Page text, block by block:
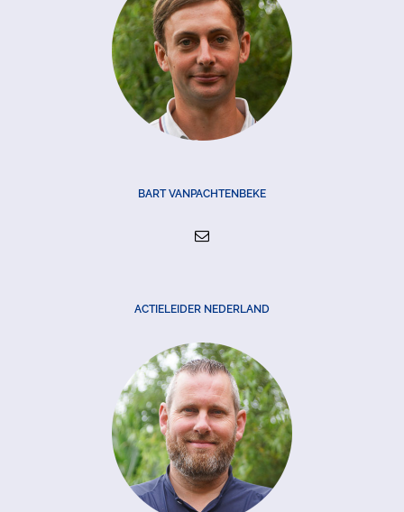
BART VANPACHTENBEKE
ACTIELEIDER NEDERLAND